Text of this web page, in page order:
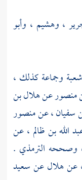
، وهشيم ، وأبو
شعبة وجماعة كذلك ،
منصورعنهلال بن
سفيان، عنمنصور
الله بن ظالم ، عن
وصححه الترمذي .
عنهلالعنسعيد